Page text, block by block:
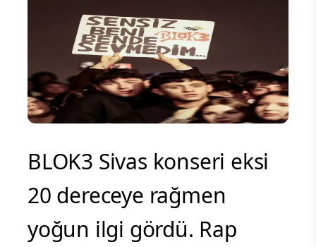
BLOK3 Sivas konseri eksi
20 dereceye rağmen
yoğun ilgi gördü. Rap